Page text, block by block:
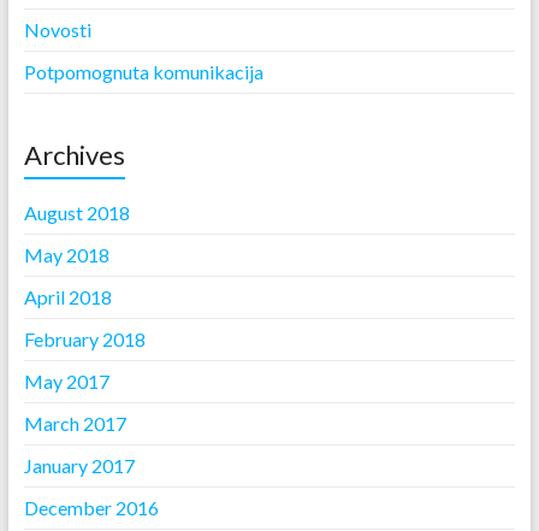
Novosti
Potpomognuta komunikacija
Archives
August 2018
May 2018
April 2018
February 2018
May 2017
March 2017
January 2017
December 2016